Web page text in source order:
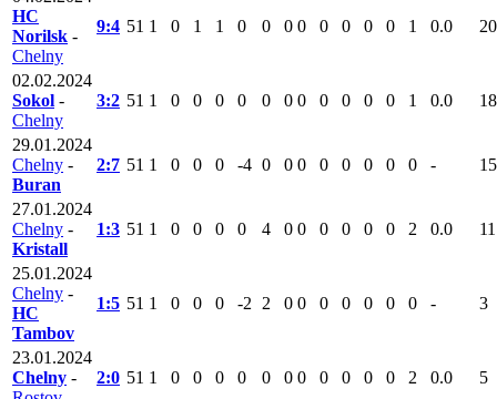
HC
Norilsk -
Chelny
9:4 51 1 0 1 1 0 0 0 0 0 0 0 0 1 0.0 20
02.02.2024
Sokol -
Chelny
3:2 51 1 0 0 0 0 0 0 0 0 0 0 0 1 0.0 18
29.01.2024
Chelny -
Buran
2:7 51 1 0 0 0 -4 0 0 0 0 0 0 0 0 - 15
27.01.2024
Chelny -
Kristall
1:3 51 1 0 0 0 0 4 0 0 0 0 0 0 2 0.0 11
25.01.2024
Chelny -
HC
Tambov
1:5 51 1 0 0 0 -2 2 0 0 0 0 0 0 0 - 3
23.01.2024
Chelny -
2:0 51 1 0 0 0 0 0 0 0 0 0 0 0 2 0.0 5